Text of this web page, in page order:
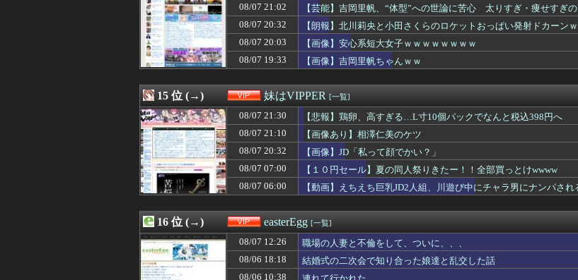
08/07 18:35
【驚愕】森泉のバニーガール姿、意外とクるｗｗｗｗｗｗｗｗｗｗ (※画像あり)
08/07 18:34
【画像あり】中学生くらいに見える女の子がうなぎを食べてるけど、おっぱい
08/07 18:33
【ｼｺ注意】女「赤ちゃん一緒に作ろ……？」→ホテルで中出しした後も追いピス
08/07 18:33
旦那の小遣い3000円っておかしいの？
08/07 18:32
【動画】令和のJS、レベチｗｗｗｗｗｗ
08/07 18:31
【悲報】ワンピ作者・尾田、他の人と同じ「漫画家」という肩書きに不満で炎
08/07 18:31
【画像】小嶋陽菜『アタシで勃起してね』←これwwwwww
08/07 21:02
【芸能】吉岡里帆、“体型”への世論に苦心 太りすぎ・痩せすぎ
08/07 20:32
【朗報】北川莉央と小田さくらのロケットおっぱい発射ドカーン
08/07 20:03
【画像】安心系短大女子ｗｗｗｗｗｗｗｗ
08/07 19:33
【画像】吉岡里帆ちゃんｗｗ
15 位 (→) 妹はVIPPER [一覧]
08/07 21:30
【悲報】鶏卵、高すぎる…L寸10個パックでなんと税込398円へ
08/07 21:10
【画像あり】相澤仁美のケツ
08/07 20:32
【画像】JD「私って顔でかい？」
08/07 07:00
【１０円セール】夏の同人祭りきたー！！全部買っとけwwww
08/07 06:00
【動画】えちえち巨乳JD2人組、川遊び中にチャラ男にナンパされ
16 位 (→) easterEgg [一覧]
08/07 12:26
職場の人妻と不倫をして、ついに、、、
08/06 18:18
結婚式の二次会で知り合った娘達と乱交した話
08/06 10:38